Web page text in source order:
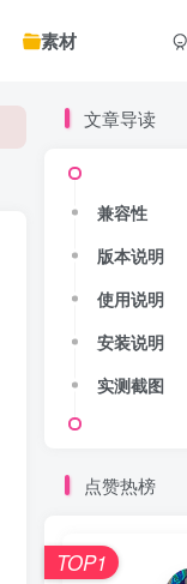
素材
文章导读
兼容性
版本说明
使用说明
安装说明
实测截图
点赞热榜
TOP1